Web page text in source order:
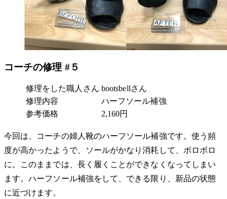
コーチの修理 #５
修理をした職人さん bootsbellさん
修理内容
ハーフソール補強
参考価格
2,160円
今回は、コーチの婦人靴のハーフソール補強です。使う頻
度が高かったようで、ソールがかなり消耗して、ボロボロ
に。このままでは、長く履くことができなくなってしまい
ます。ハーフソール補強をして、できる限り、新品の状態
に近づけます。